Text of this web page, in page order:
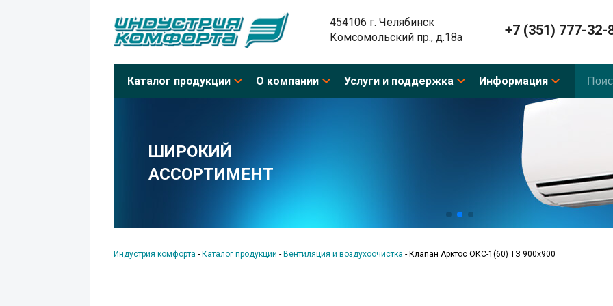
454106 г. Челябинск
Комсомольский пр., д.18а
+7 (351) 777-32-
Каталог продукции О компании Услуги и поддержка Информация
ШИРОКИЙ
АССОРТИМЕНТ
Индустрия комфорта - Каталог продукции - Вентиляция и воздухоочистка - Клапан Арктос ОКС-1(60) ТЗ 900х900